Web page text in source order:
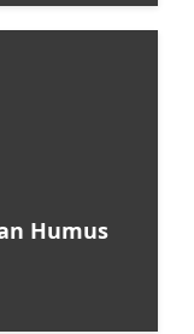
Humus